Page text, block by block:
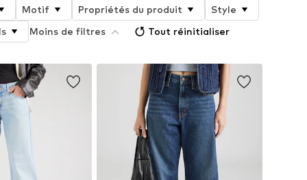
Motif Propriétés du produit
Style
Moins de filtres Tout réinitialiser